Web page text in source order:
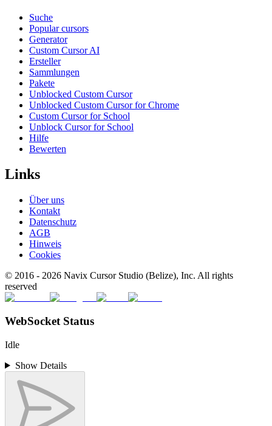
Suche
Popular cursors
Generator
Custom Cursor AI
Ersteller
Sammlungen
Pakete
Unblocked Custom Cursor
Unblocked Custom Cursor for Chrome
Custom Cursor for School
Unblock Cursor for School
Hilfe
Bewerten
Links
Über uns
Kontakt
Datenschutz
AGB
Hinweis
Cookies
© 2016 - 2026 Navix Cursor Studio (Belize), Inc. All rights
reserved
WebSocket Status
Idle
Show Details